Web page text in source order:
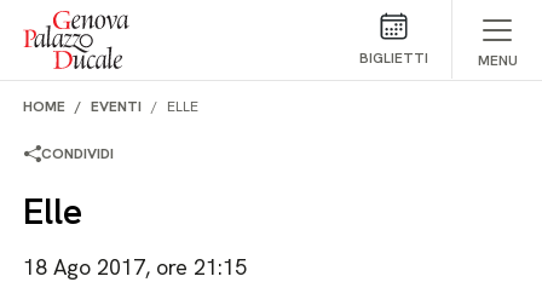
Salta al contenuto
BIGLIETTI MENU
HOME EVENTI ELLE
CONDIVIDI
Elle
18 Ago 2017, ore 21:15